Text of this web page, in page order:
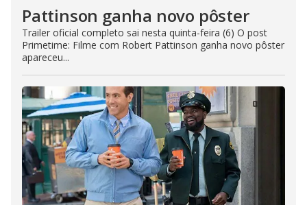
Pattinson ganha novo pôster
Trailer oficial completo sai nesta quinta-feira (6) O post
Primetime: Filme com Robert Pattinson ganha novo pôster
apareceu...